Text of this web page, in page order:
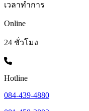
เวลาทำการ
Online
24 ชั่วโมง
Hotline
084-439-4880